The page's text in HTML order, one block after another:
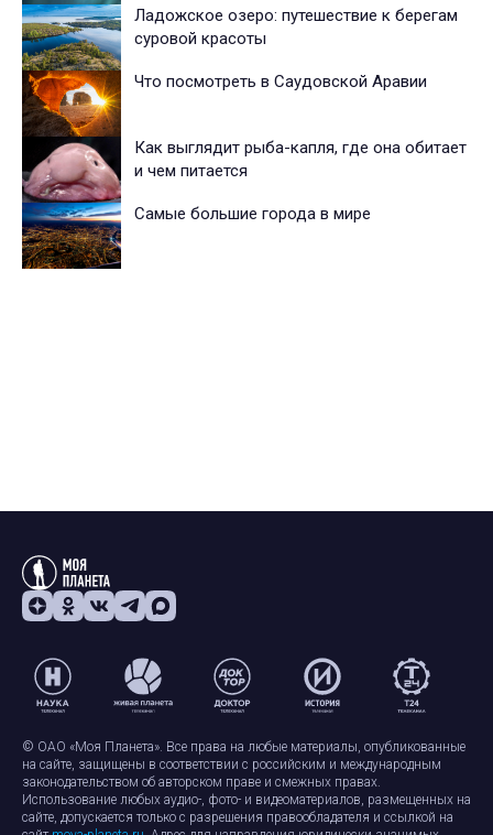
Ладожское озеро: путешествие к берегам
суровой красоты
Что посмотреть в Саудовской Аравии
Как выглядит рыба-капля, где она обитает
и чем питается
Самые большие города в мире
© ОАО «Моя Планета». Все права на любые материалы, опубликованные
на сайте, защищены в соответствии с российским и международным
законодательством об авторском праве и смежных правах.
Использование любых аудио-, фото- и видеоматериалов, размещенных на
сайте, допускается только с разрешения правообладателя и ссылкой на